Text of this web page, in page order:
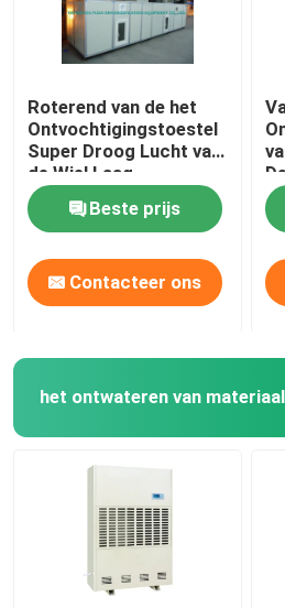
Roterend van de het
Ontvochtigingstoestel
Super Droog Lucht van
de Wiel Laag
Vochtigheid de
Dauwpunt < -45 C
Beste prijs
Contacteer ons
het ontwateren van materiaal